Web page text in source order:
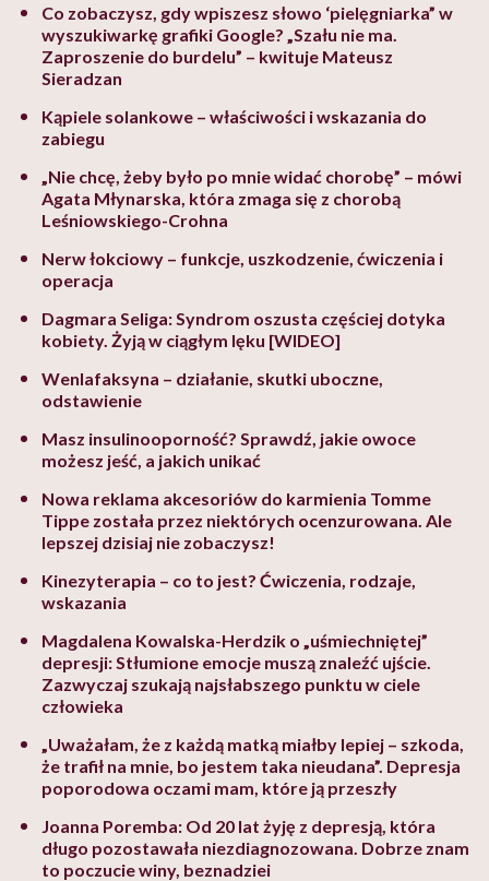
Co zobaczysz, gdy wpiszesz słowo ‘pielęgniarka” w
wyszukiwarkę grafiki Google? „Szału nie ma.
Zaproszenie do burdelu” – kwituje Mateusz
Sieradzan
Kąpiele solankowe – właściwości i wskazania do
zabiegu
„Nie chcę, żeby było po mnie widać chorobę” – mówi
Agata Młynarska, która zmaga się z chorobą
Leśniowskiego-Crohna
Nerw łokciowy – funkcje, uszkodzenie, ćwiczenia i
operacja
Dagmara Seliga: Syndrom oszusta częściej dotyka
kobiety. Żyją w ciągłym lęku [WIDEO]
Wenlafaksyna – działanie, skutki uboczne,
odstawienie
Masz insulinooporność? Sprawdź, jakie owoce
możesz jeść, a jakich unikać
Nowa reklama akcesoriów do karmienia Tomme
Tippe została przez niektórych ocenzurowana. Ale
lepszej dzisiaj nie zobaczysz!
Kinezyterapia – co to jest? Ćwiczenia, rodzaje,
wskazania
Magdalena Kowalska-Herdzik o „uśmiechniętej”
depresji: Stłumione emocje muszą znaleźć ujście.
Zazwyczaj szukają najsłabszego punktu w ciele
człowieka
„Uważałam, że z każdą matką miałby lepiej – szkoda,
że trafił na mnie, bo jestem taka nieudana”. Depresja
poporodowa oczami mam, które ją przeszły
Joanna Poremba: Od 20 lat żyję z depresją, która
długo pozostawała niezdiagnozowana. Dobrze znam
to poczucie winy, beznadziei